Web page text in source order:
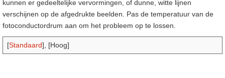
kunnen er gedeeltelijke vervormingen, of dunne, witte lijnen
verschijnen op de afgedrukte beelden. Pas de temperatuur van de
fotoconductordrum aan om het probleem op te lossen.
[Standaard], [Hoog]